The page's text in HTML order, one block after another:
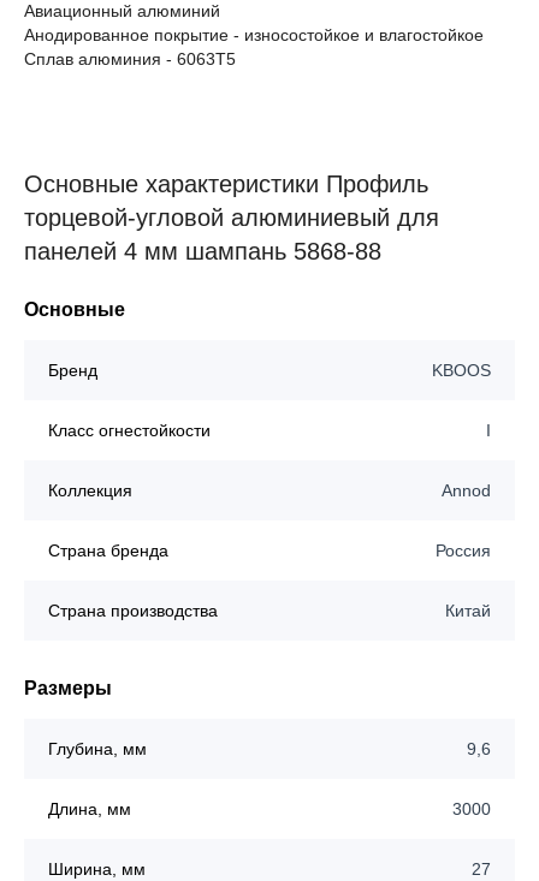
Авиационный алюминий
Анодированное покрытие - износостойкое и влагостойкое
Сплав алюминия - 6063Т5
Основные характеристики Профиль
торцевой-угловой алюминиевый для
панелей 4 мм шампань 5868-88
Основные
Бренд KBOOS
Класс огнестойкости I
Коллекция Annod
Страна бренда Россия
Страна производства Китай
Размеры
Глубина, мм 9,6
Длина, мм 3000
Ширина, мм 27